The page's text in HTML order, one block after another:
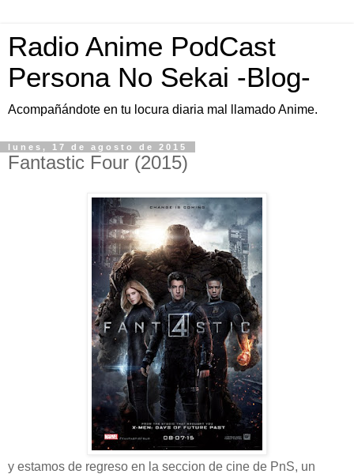
Radio Anime PodCast
Persona No Sekai -Blog-
Acompañándote en tu locura diaria mal llamado Anime.
lunes, 17 de agosto de 2015
Fantastic Four (2015)
y estamos de regreso en la seccion de cine de PnS, un